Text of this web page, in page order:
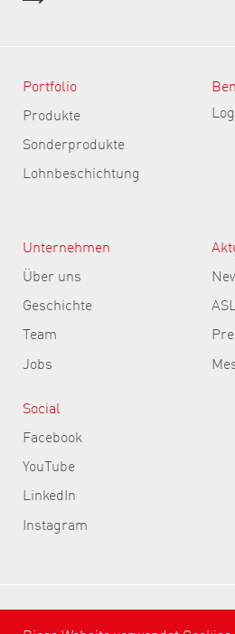
Portfolio
Produkte
Sonderprodukte
Lohnbeschichtung
Unternehmen
Über uns
Geschichte
Team
Jobs
Social
Facebook
YouTube
LinkedIn
Instagram